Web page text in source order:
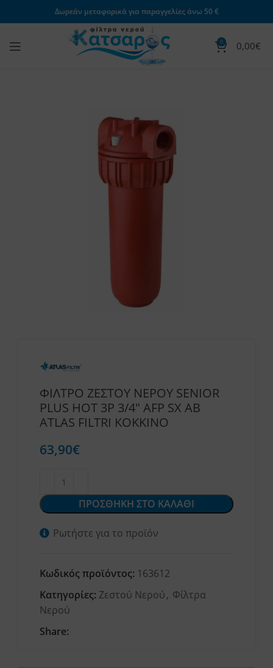
Δωρεάν μεταφορικά για παραγγελίες άνω 50 €
0 0,00€
ΦΙΛΤΡΟ ΖΕΣΤΟΥ ΝΕΡΟΥ SENIOR
PLUS HOT 3P 3/4″ AFP SX AB
ATLAS FILTRI ΚΟΚΚΙΝΟ
63,90€
ΠΡΟΣΘΗΚΗ ΣΤΟ ΚΑΛΑΘΙ
Ρωτήστε για το προϊόν
Κωδικός προϊόντος: 163612
Κατηγορίες: Ζεστού Νερού, Φίλτρα
Νερού
Share: